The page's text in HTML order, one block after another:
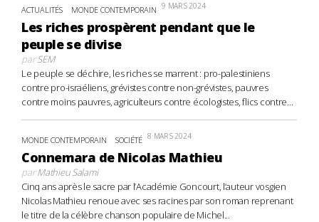
ACTUALITÉS MONDE CONTEMPORAIN 9 MARS 2024
Les riches prospèrent pendant que le
peuple se divise
parSEM
Le peuple se déchire, les riches se marrent : pro-palestiniens
contre pro-israéliens, grévistes contre non-grévistes, pauvres
contre moins pauvres, agriculteurs contre écologistes, flics contre...
MONDE CONTEMPORAIN SOCIÉTÉ 8 MARS 2024
Connemara de Nicolas Mathieu
parMathieu Salami
Cinq ans après le sacre par l’Académie Goncourt, l’auteur vosgien
Nicolas Mathieu renoue avec ses racines par son roman reprenant
le titre de la célèbre chanson populaire de Michel...